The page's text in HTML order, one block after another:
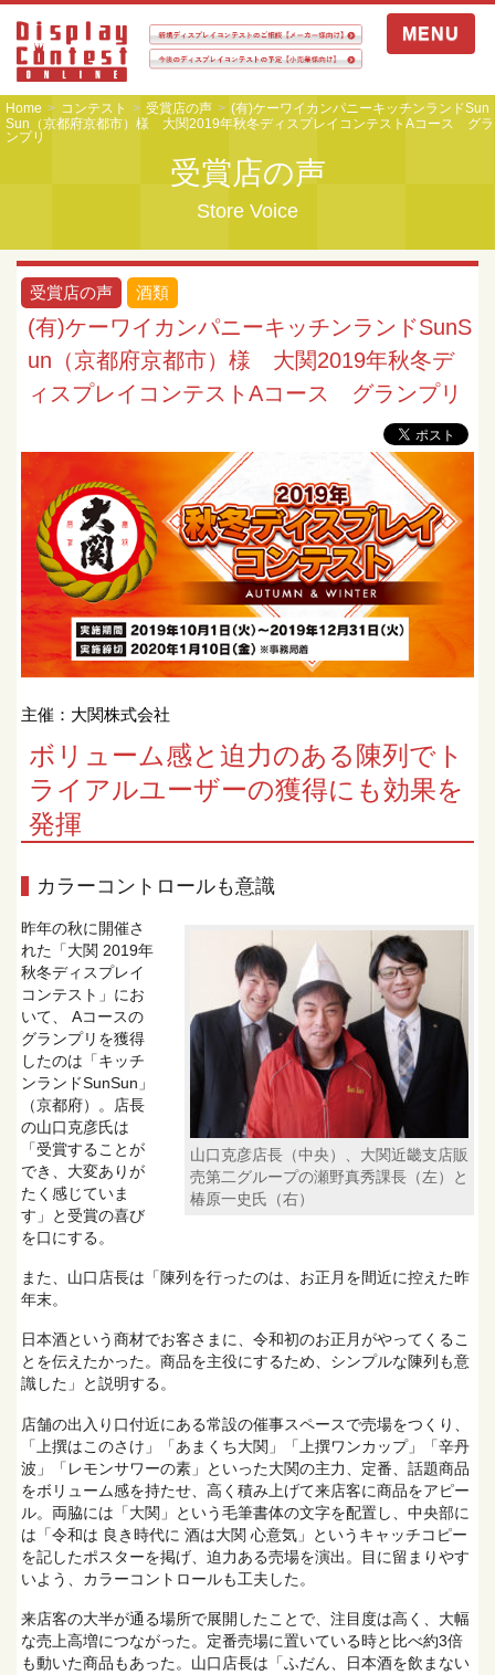
MENU
Home コンテスト 受賞店の声
(有)ケーワイカンパニーキッチンランドSun
Sun（京都府京都市）様 大関2019年秋冬ディスプレイコンテストAコース グラ
ンプリ
受賞店の声
Store Voice
受賞店の声 酒類
(有)ケーワイカンパニーキッチンランドSunS
un（京都府京都市）様 大関2019年秋冬デ
ィスプレイコンテストAコース グランプリ
主催：⼤関株式会社
ボリューム感と迫力のある陳列でト
ライアルユーザーの獲得にも効果を
発揮
カラーコントロールも意識
山口克彦店長（中央）、大関近畿支店販
売第二グループの瀬野真秀課長（左）と
椿原一史氏（右）
昨年の秋に開催さ
れた「大関 2019年
秋冬ディスプレイ
コンテスト」にお
いて、 Aコースの
グランプリを獲得
したのは「キッチ
ンランドSunSun」
（京都府）。店長
の山口克彦氏は
「受賞することが
でき、大変ありが
たく感じていま
す」と受賞の喜び
を口にする。
また、山口店長は「陳列を行ったのは、お正月を間近に控えた昨
年末。
日本酒という商材でお客さまに、令和初のお正月がやってくるこ
とを伝えたかった。商品を主役にするため、シンプルな陳列も意
識した」と説明する。
店舗の出入り口付近にある常設の催事スペースで売場をつくり、
「上撰はこのさけ」「あまくち大関」「上撰ワンカップ」「辛丹
波」「レモンサワーの素」といった大関の主力、定番、話題商品
をボリューム感を持たせ、高く積み上げて来店客に商品をアピー
ル。両脇には「大関」という毛筆書体の文字を配置し、中央部に
は「令和は 良き時代に 酒は大関 心意気」というキャッチコピー
を記したポスターを掲げ、迫力ある売場を演出。目に留まりやす
いよう、カラーコントロールも工夫した。
来店客の大半が通る場所で展開したことで、注目度は高く、大幅
な売上高増につながった。定番売場に置いている時と比べ約3倍
も動いた商品もあった。山口店長は「ふだん、日本酒を飲まない